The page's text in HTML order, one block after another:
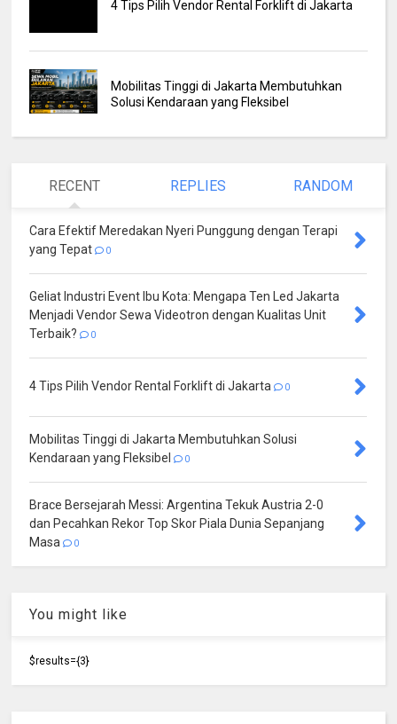
4 Tips Pilih Vendor Rental Forklift di Jakarta
Mobilitas Tinggi di Jakarta Membutuhkan
Solusi Kendaraan yang Fleksibel
RECENT REPLIES RANDOM
Cara Efektif Meredakan Nyeri Punggung dengan Terapi
yang Tepat
0
Geliat Industri Event Ibu Kota: Mengapa Ten Led Jakarta
Menjadi Vendor Sewa Videotron dengan Kualitas Unit
Terbaik?
0
4 Tips Pilih Vendor Rental Forklift di Jakarta 0
Mobilitas Tinggi di Jakarta Membutuhkan Solusi
Kendaraan yang Fleksibel
0
Brace Bersejarah Messi: Argentina Tekuk Austria 2-0
dan Pecahkan Rekor Top Skor Piala Dunia Sepanjang
Masa
0
You might like
$results={3}